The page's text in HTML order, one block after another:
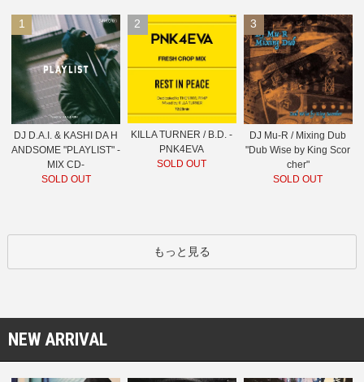
1
DJ D.A.I. & KASHI DA H
ANDSOME "PLAYLIST" -
MIX CD-
SOLD OUT
2
KILLA TURNER / B.D. -
PNK4EVA
SOLD OUT
3
DJ Mu-R / Mixing Dub
"Dub Wise by King Scor
cher"
SOLD OUT
もっと見る
NEW ARRIVAL